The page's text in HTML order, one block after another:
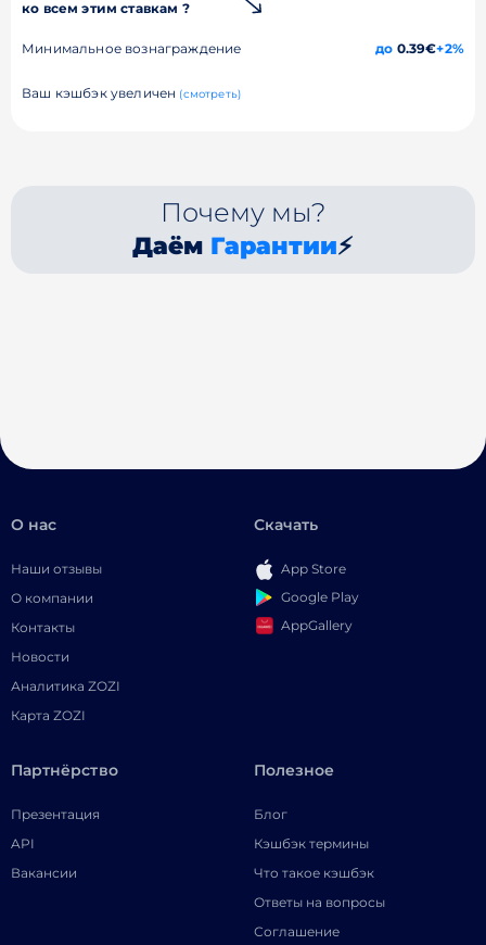
ко всем этим ставкам ?
Минимальное вознаграждение до 0.39€+2%
Ваш кэшбэк увеличен (смотреть)
Почему мы?
Даём Гарантии⚡
О нас
Наши отзывы
О компании
Контакты
Новости
Аналитика ZOZI
Карта ZOZI
Скачать
App Store
Google Play
AppGallery
Партнёрство
Презентация
API
Вакансии
Полезное
Блог
Кэшбэк термины
Что такое кэшбэк
Ответы на вопросы
Соглашение